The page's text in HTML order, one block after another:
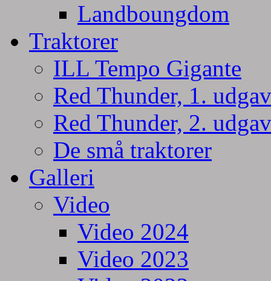
Landboungdom
Traktorer
ILL Tempo Gigante
Red Thunder, 1.
Red Thunder, 2.
De små traktorer
Galleri
Video
Video 2024
Video 2023